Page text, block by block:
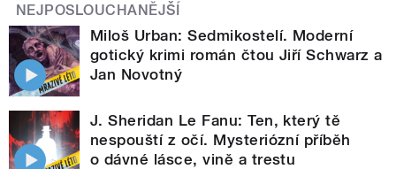
NEJPOSLOUCHANĚJŠÍ
Miloš Urban: Sedmikostelí. Moderní
gotický krimi román čtou Jiří Schwarz a
Jan Novotný
J. Sheridan Le Fanu: Ten, který tě
nespouští z očí. Mysteriózní příběh
o dávné lásce, vině a trestu